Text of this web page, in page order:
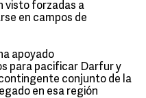
visto forzadas a
en campos de
apoyado
para pacificar Darfur y
conjunto de la
en esa región